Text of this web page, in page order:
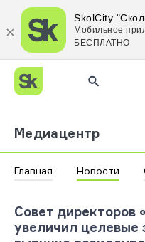
SkolCity
Мобильное
БЕСПЛАТНО
Медиацентр
Главная Новости
Совет директоров
увеличил целевые